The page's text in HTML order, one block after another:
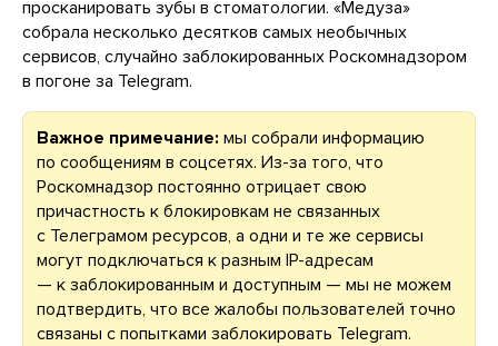
просканировать зубы в стоматологии. «Медуза»
собрала несколько десятков самых необычных
сервисов, случайно заблокированных Роскомнадзором
в погоне за Telegram.
Важное примечание: мы собрали информацию
по сообщениям в соцсетях. Из-за того, что
Роскомнадзор постоянно отрицает свою
причастность к блокировкам не связанных
с Телеграмом ресурсов, а одни и те же сервисы
могут подключаться к разным IP-адресам
— к заблокированным и доступным — мы не можем
подтвердить, что все жалобы пользователей точно
связаны с попытками заблокировать Telegram.